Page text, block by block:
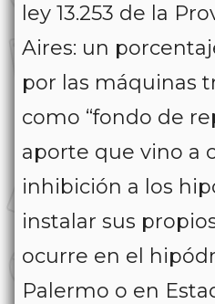
ley 13.253 de la
Aires: un
por las máquinas
como “fondo de
aporte que vino a
inhibición a los
instalar sus
ocurre en el
Palermo o en